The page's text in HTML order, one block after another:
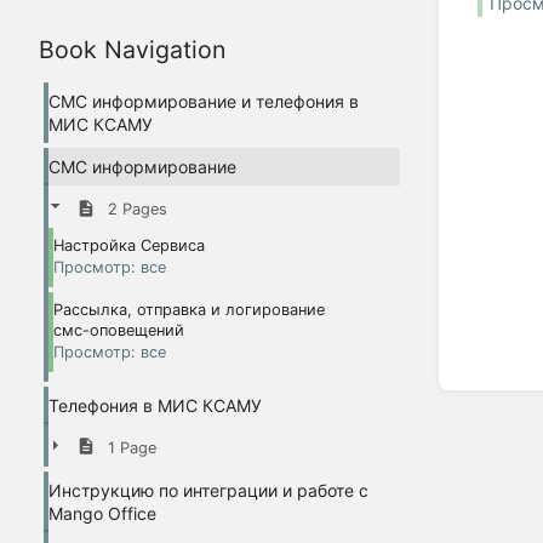
Book Navigation
СМС информирование и телефония в
МИС КСАМУ
СМС информирование
2 Pages
Настройка Сервиса
Просмотр: все
Рассылка, отправка и логирование
смс-оповещений
Просмотр: все
Телефония в МИС КСАМУ
1 Page
Инструкцию по интеграции и работе с
Mango Office